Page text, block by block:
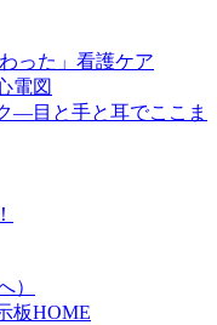
った」看護ケア
電図
―目と手と耳でここま
）
板HOME